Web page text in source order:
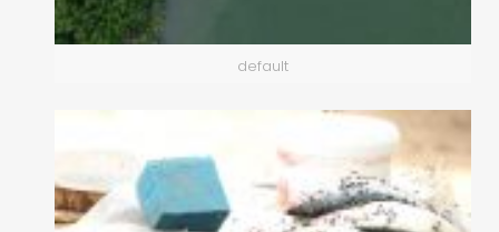
default